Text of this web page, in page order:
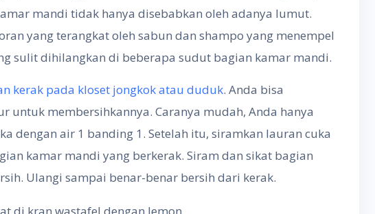
mandi tidak hanya disebabkan oleh adanya lumut.
yang terangkat oleh sabun dan shampo yang menempel
sulit dihilangkan di beberapa sudut bagian kamar mandi.
kerak pada kloset jongkok atau duduk. Anda bisa
untuk membersihkannya. Caranya mudah, Anda hanya
dengan air 1 banding 1. Setelah itu, siramkan lauran cuka
kamar mandi yang berkerak. Siram dan sikat bagian
Ulangi sampai benar-benar bersih dari kerak.